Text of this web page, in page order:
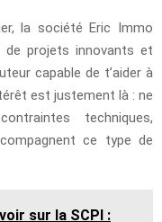
la société Eric Immo
de projets innovants et
capable de t’aider à
est justement là : ne
techniques,
ce type de
sur la SCPI :